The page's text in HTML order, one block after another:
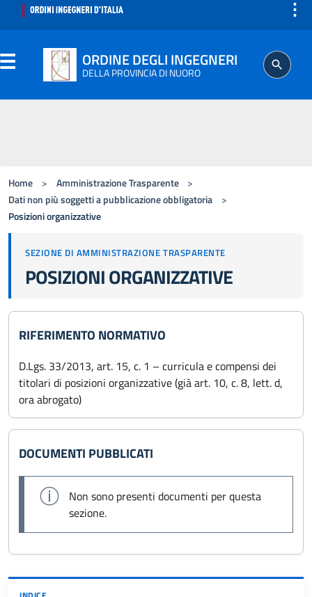
⋮
ORDINE DEGLI INGEGNERI
DELLA PROVINCIA DI NUORO
ISCRITTO
AGGIORNAMENTO PROFESSIONALE
Home > Amministrazione Trasparente
>
Dati non più soggetti a pubblicazione obbligatoria
>
Posizioni organizzative
SEZIONE DI AMMINISTRAZIONE TRASPARENTE
POSIZIONI ORGANIZZATIVE
RIFERIMENTO NORMATIVO
D.Lgs. 33/2013, art. 15, c. 1 – curricula e compensi dei
titolari di posizioni organizzative (già art. 10, c. 8, lett. d,
ora abrogato)
DOCUMENTI PUBBLICATI
Non sono presenti documenti per questa
sezione.